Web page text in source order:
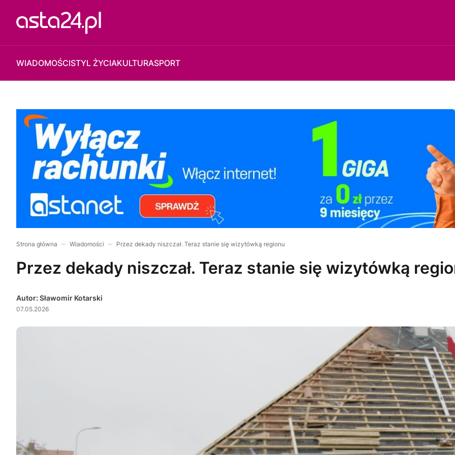
WIADOMOŚCISTYL ŻYCIAKULTURASPORT
Strona główna Wiadomości Przez dekady niszczał. Teraz stanie się wizytówką regionu
Przez dekady niszczał. Teraz stanie się wizytówką
Autor: Sławomir Kotarski
07.05.2026